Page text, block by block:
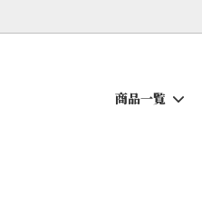
商品一覧